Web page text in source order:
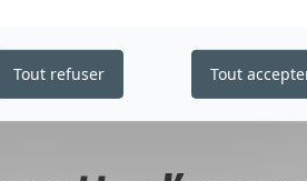
Tout refuser Tout